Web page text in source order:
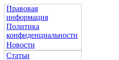
Правовая
информация
Политика
конфиденциальности
Новости
Статьи